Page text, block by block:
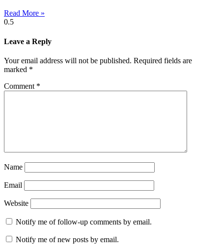
Read More »
Leave a Reply
Your email address will not be published. Required fields are
marked *
Comment *
Name
Email
Website
Notify me of follow-up comments by email.
Notify me of new posts by email.